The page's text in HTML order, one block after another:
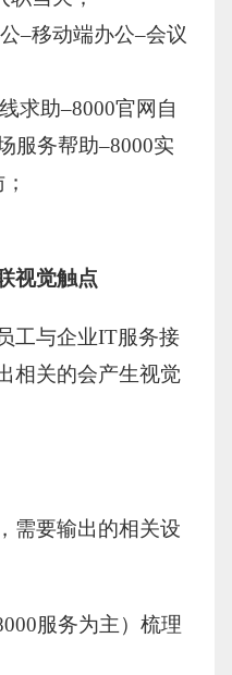
–移动端办公–会议
求助–8000官网自
服务帮助–8000实
视觉触点
工与企业IT服务接
相关的会产生视觉
需要输出的相关设
服务为主）梳理